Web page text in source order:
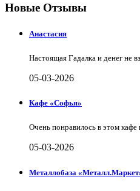
Новые Отзывы
Анастасия
Настоящая Гадалка и денег не
05-03-2026
Кафе «Софья»
Очень понравилось в этом кафе
05-03-2026
Металлобаза